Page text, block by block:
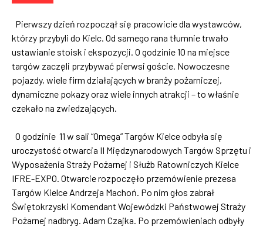
Pierwszy dzień rozpoczął się pracowicie dla wystawców,
którzy przybyli do Kielc. Od samego rana tłumnie trwało
ustawianie stoisk i ekspozycji. O godzinie 10 na miejsce
targów zaczęli przybywać pierwsi goście. Nowoczesne
pojazdy, wiele firm działających w branży pożarniczej,
dynamiczne pokazy oraz wiele innych atrakcji – to właśnie
czekało na zwiedzających.
O godzinie 11 w sali “Omega” Targów Kielce odbyła się
uroczystość otwarcia II Międzynarodowych Targów Sprzętu i
Wyposażenia Straży Pożarnej i Służb Ratowniczych Kielce
IFRE-EXPO. Otwarcie rozpoczęło przemówienie prezesa
Targów Kielce Andrzeja Machoń. Po nim głos zabrał
Świętokrzyski Komendant Wojewódzki Państwowej Straży
Pożarnej nadbryg. Adam Czajka. Po przemówieniach odbyły